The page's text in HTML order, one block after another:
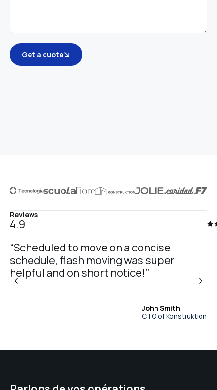
Get a quote
Reviews
4.9
“Scheduled to move on a concise
schedule, flash moving was super
helpful and on short notice!”
John Smith
CTO of Konstruktion